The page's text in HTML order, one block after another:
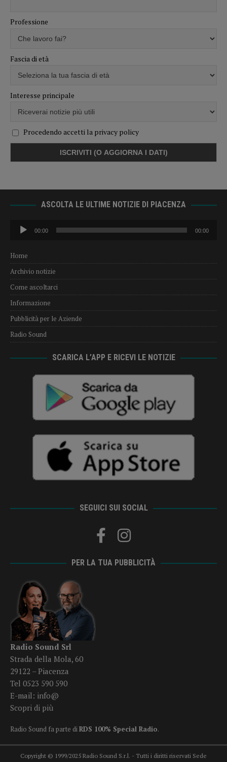
Professione
Fascia di età
Interesse principale
Procedendo accetti la privacy policy
ASCOLTA LE ULTIME NOTIZIE DI PIACENZA
Audio
Player
00:00 00:00
Home
Archivio notizie
Come ascoltarci
Informazione
Pubblicità per le Aziende
Radio Sound
SCARICA L’APP E RICEVI LE NOTIZIE
SEGUICI SUI SOCIAL
PER LA TUA PUBBLICITÀ
Radio Sound Srl
Strada della Mola, 60
29122 – Piacenza
Tel 0523 590 590
E-mail: info@
Scopri di più
Radio Sound fa parte diRDS 100% Special Radio.
Copyright © 1999/2025 Radio Sound S.r.l. - Tutti i diritti riservati Sede